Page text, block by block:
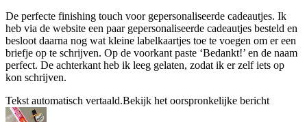
De perfecte finishing touch voor gepersonaliseerde cadeautjes. Ik
heb via de website een paar gepersonaliseerde cadeautjes besteld en
besloot daarna nog wat kleine labelkaartjes toe te voegen om er een
briefje op te schrijven. Op de voorkant paste ‘Bedankt!’ en de naam
perfect. De achterkant heb ik leeg gelaten, zodat ik er zelf iets op
kon schrijven.
Tekst automatisch vertaald.Bekijk het oorspronkelijke bericht